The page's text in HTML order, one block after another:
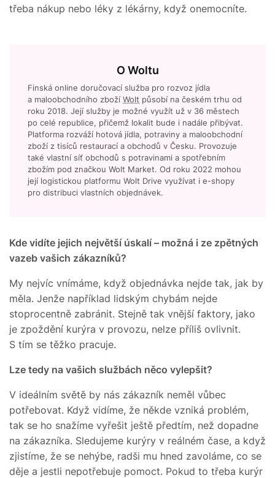
třeba nákup nebo léky z lékárny, když onemocníte.
O Woltu
Finská online doručovací služba pro rozvoz jídla
a maloobchodního zboží Wolt působí na českém trhu od
roku 2018. Její služby je možné využít už v 36 městech
po celé republice, přičemž lokalit bude i nadále přibývat.
Platforma rozváží hotová jídla, potraviny a maloobchodní
zboží z tisíců restaurací a obchodů v Česku. Provozuje
také vlastní síť obchodů s potravinami a spotřebním
zbožím pod značkou Wolt Market. Od roku 2022 mohou
její logistickou platformu Wolt Drive využívat i e-shopy
pro distribuci vlastních objednávek.
Kde vidíte jejich největší úskalí – možná i ze zpětných
vazeb vašich zákazníků?
My nejvíc vnímáme, když objednávka nejde tak, jak by
měla. Jenže například lidským chybám nejde
stoprocentně zabránit. Stejně tak vnější faktory, jako
je zpoždění kurýra v provozu, nelze příliš ovlivnit.
S tím se těžko pracuje.
Lze tedy na vašich službách něco vylepšit?
V ideálním světě by nás zákazník neměl vůbec
potřebovat. Když vidíme, že někde vzniká problém,
tak se ho snažíme vyřešit ještě předtím, než dopadne
na zákazníka. Sledujeme kurýry v reálném čase, a když
zjistíme, že se nehýbe, radši mu hned zavoláme, co se
děje a jestli nepotřebuje pomoct. Pokud to třeba kurýr